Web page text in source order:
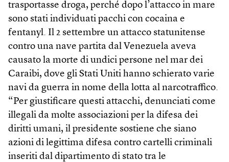
trasportasse droga, perché dopo l’attacco in mare
sono stati individuati pacchi con cocaina e
fentanyl. Il 2 settembre un attacco statunitense
contro una nave partita dal Venezuela aveva
causato la morte di undici persone nel mar dei
Caraibi, dove gli Stati Uniti hanno schierato varie
navi da guerra in nome della lotta al narcotraffico.
“Per giustificare questi attacchi, denunciati come
illegali da molte associazioni per la difesa dei
diritti umani, il presidente sostiene che siano
azioni di legittima difesa contro cartelli criminali
inseriti dal dipartimento di stato tra le